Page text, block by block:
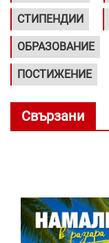
СТИПЕНДИИ
ОБРАЗОВАНИЕ
ПОСТИЖЕНИЕ
Свързани